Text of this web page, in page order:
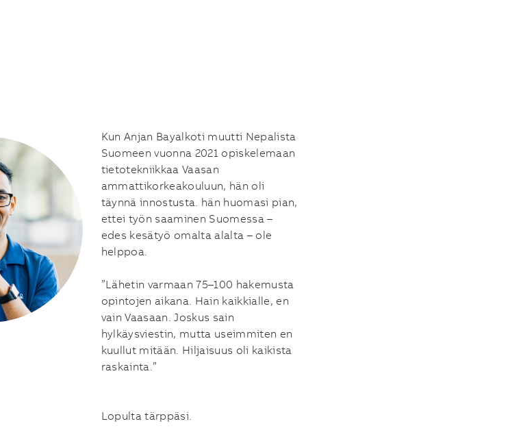
​​​​​​Kun Anjan Bayalkoti muutti Nepalista
Suomeen vuonna 2021 opiskelemaan
tietotekniikkaa Vaasan
ammattikorkeakouluun, hän oli
täynnä innostusta. hän huomasi pian,
ettei työn saaminen Suomessa –
edes kesätyö omalta alalta – ole
helppoa.
”Lähetin varmaan 75–100 hakemusta
opintojen aikana. Hain kaikkialle, en
vain Vaasaan. Joskus sain
hylkäysviestin, mutta useimmiten en
kuullut mitään. Hiljaisuus oli kaikista
raskainta.”
Lopulta tärppäsi.